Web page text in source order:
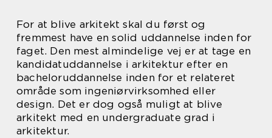
For at blive arkitekt skal du først og
fremmest have en solid uddannelse inden for
faget. Den mest almindelige vej er at tage en
kandidatuddannelse i arkitektur efter en
bacheloruddannelse inden for et relateret
område som ingeniørvirksomhed eller
design. Det er dog også muligt at blive
arkitekt med en undergraduate grad i
arkitektur.